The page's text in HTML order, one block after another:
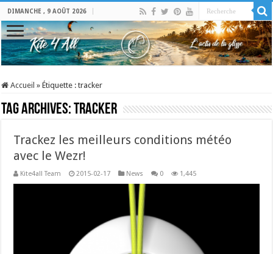
DIMANCHE , 9 AOÛT 2026
Accueil » Étiquette :tracker
Tag Archives:tracker
Trackez les meilleurs conditions météo
avec le Wezr!
Kite4all Team 2015-02-17 News 0 1,445